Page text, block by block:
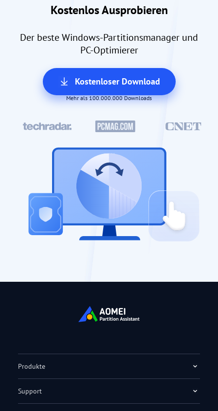
Kostenlos Ausprobieren
Der beste Windows-Partitionsmanager und
PC-Optimierer
Kostenloser Download
Mehr als 100.000.000 Downloads
Produkte
Support